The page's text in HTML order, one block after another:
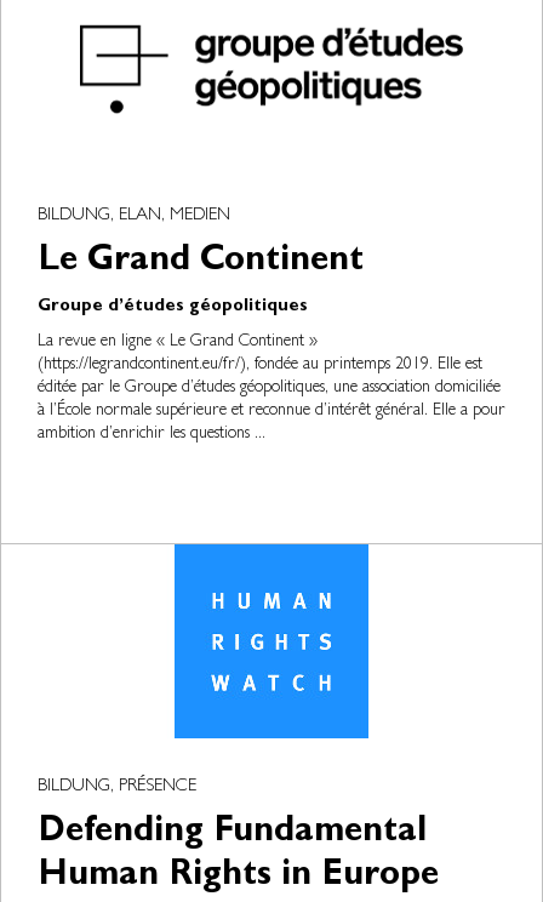
BILDUNG, ELAN, MEDIEN
Le Grand Continent
Groupe d’études géopolitiques
La revue en ligne « Le Grand Continent »
(https://legrandcontinent.eu/fr/), fondée au printemps 2019. Elle est
éditée par le Groupe d’études géopolitiques, une association domiciliée
à l’École normale supérieure et reconnue d’intérêt général. Elle a pour
ambition d’enrichir les questions ...
BILDUNG, PRÉSENCE
Defending Fundamental
Human Rights in Europe